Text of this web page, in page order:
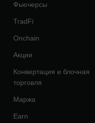
Фьючерсы
TradFi
Onchain
Акции
Конвертация и блочная
торговля
Маржа
Earn